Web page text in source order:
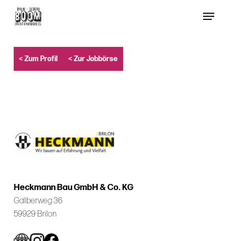
content
Menu
< Zum Profil < Zur Jobbörse
Heckmann Bau GmbH & Co. KG
Gallberweg 36
59929 Brilon